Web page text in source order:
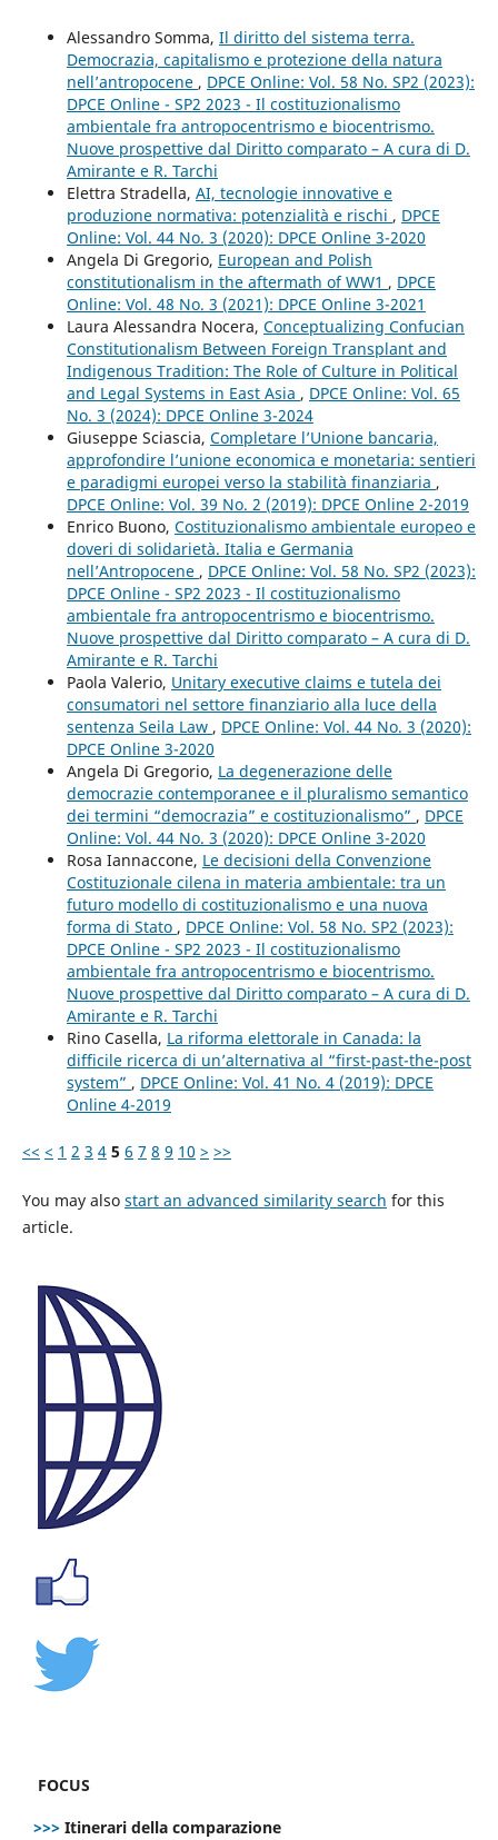
Alessandro Somma, Il diritto del sistema terra.
Democrazia, capitalismo e protezione della natura
nell’antropocene , DPCE Online: Vol. 58 No. SP2 (2023):
DPCE Online - SP2 2023 - Il costituzionalismo
ambientale fra antropocentrismo e biocentrismo.
Nuove prospettive dal Diritto comparato – A cura di D.
Amirante e R. Tarchi
Elettra Stradella, AI, tecnologie innovative e
produzione normativa: potenzialità e rischi , DPCE
Online: Vol. 44 No. 3 (2020): DPCE Online 3-2020
Angela Di Gregorio, European and Polish
constitutionalism in the aftermath of WW1 , DPCE
Online: Vol. 48 No. 3 (2021): DPCE Online 3-2021
Laura Alessandra Nocera, Conceptualizing Confucian
Constitutionalism Between Foreign Transplant and
Indigenous Tradition: The Role of Culture in Political
and Legal Systems in East Asia , DPCE Online: Vol. 65
No. 3 (2024): DPCE Online 3-2024
Giuseppe Sciascia, Completare l’Unione bancaria,
approfondire l’unione economica e monetaria: sentieri
e paradigmi europei verso la stabilità finanziaria ,
DPCE Online: Vol. 39 No. 2 (2019): DPCE Online 2-2019
Enrico Buono, Costituzionalismo ambientale europeo e
doveri di solidarietà. Italia e Germania
nell’Antropocene , DPCE Online: Vol. 58 No. SP2 (2023):
DPCE Online - SP2 2023 - Il costituzionalismo
ambientale fra antropocentrismo e biocentrismo.
Nuove prospettive dal Diritto comparato – A cura di D.
Amirante e R. Tarchi
Paola Valerio, Unitary executive claims e tutela dei
consumatori nel settore finanziario alla luce della
sentenza Seila Law , DPCE Online: Vol. 44 No. 3 (2020):
DPCE Online 3-2020
Angela Di Gregorio, La degenerazione delle
democrazie contemporanee e il pluralismo semantico
dei termini “democrazia” e costituzionalismo” , DPCE
Online: Vol. 44 No. 3 (2020): DPCE Online 3-2020
Rosa Iannaccone, Le decisioni della Convenzione
Costituzionale cilena in materia ambientale: tra un
futuro modello di costituzionalismo e una nuova
forma di Stato , DPCE Online: Vol. 58 No. SP2 (2023):
DPCE Online - SP2 2023 - Il costituzionalismo
ambientale fra antropocentrismo e biocentrismo.
Nuove prospettive dal Diritto comparato – A cura di D.
Amirante e R. Tarchi
Rino Casella, La riforma elettorale in Canada: la
difficile ricerca di un’alternativa al “first-past-the-post
system” , DPCE Online: Vol. 41 No. 4 (2019): DPCE
Online 4-2019
<< < 1 2 3 4 5 6 7 8 9 10 > >>
You may also start an advanced similarity search for this
article.
FOCUS
>>> Itinerari della comparazione